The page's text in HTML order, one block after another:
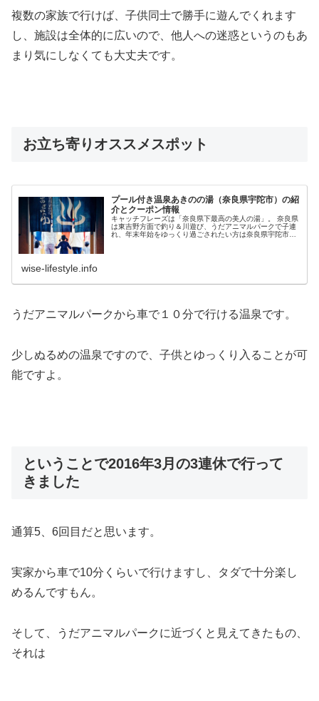
複数の家族で行けば、子供同士で勝手に遊んでくれます
し、施設は全体的に広いので、他人への迷惑というのもあ
まり気にしなくても大丈夫です。
お立ち寄りオススメスポット
プール付き温泉あきのの湯（奈良県宇陀市）の紹
介とクーポン情報
キャッチフレーズは「奈良県下最高の美人の湯」。 奈良県
は東吉野方面で釣り＆川遊び、うだアニマルパークで子連
れ、年末年始をゆっくり過ごされたい方は奈良県宇陀市に
wise-lifestyle.info
うだアニマルパークから車で１０分で行ける温泉です。
少しぬるめの温泉ですので、子供とゆっくり入ることが可
能ですよ。
ということで2016年3月の3連休で行って
きました
通算5、6回目だと思います。
実家から車で10分くらいで行けますし、タダで十分楽し
めるんですもん。
そして、うだアニマルパークに近づくと見えてきたもの、
それは